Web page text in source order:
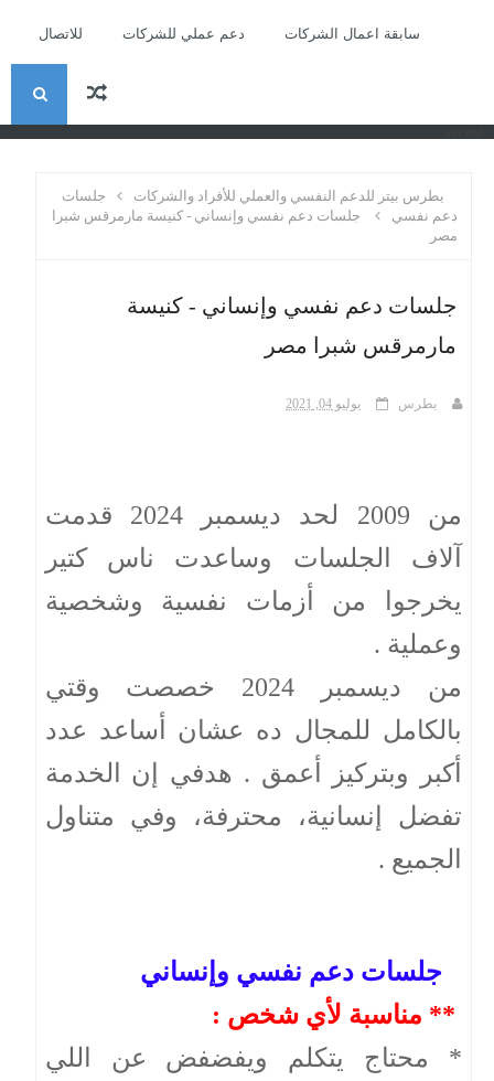
سابقة اعمال الشركات دعم عملي للشركات للاتصال
ا
بطرس بيتر للدعم النفسي والعملي للأفراد والشركات
جلسات
دعم نفسي
جلسات دعم نفسي وإنساني - كنيسة مارمرقس شبرا
مصر
جلسات دعم نفسي وإنساني - كنيسة
مارمرقس شبرا مصر
بطرس يوليو 04, 2021
من 2009 لحد ديسمبر 2024 قدمت
آلاف الجلسات وساعدت ناس كتير
يخرجوا من أزمات نفسية وشخصية
وعملية .
من ديسمبر 2024 خصصت وقتي
بالكامل للمجال ده عشان أساعد عدد
أكبر وبتركيز أعمق . هدفي إن الخدمة
تفضل إنسانية، محترفة، وفي متناول
الجميع .
جلسات دعم نفسي وإنساني
** مناسبة لأي شخص :
* محتاج يتكلم ويفضفض عن اللي